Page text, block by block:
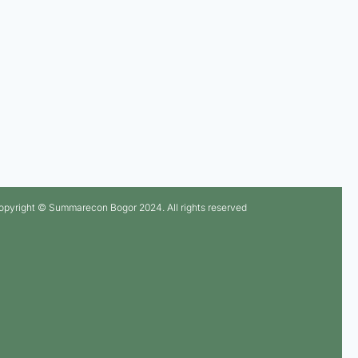
© Summarecon Bogor 2024. All rights reserved